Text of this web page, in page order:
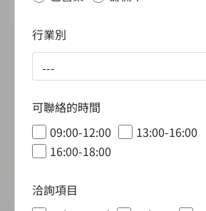
行業別
可聯絡的時間
09:00-12:00
13:00-16:00
16:00-18:00
洽詢項目